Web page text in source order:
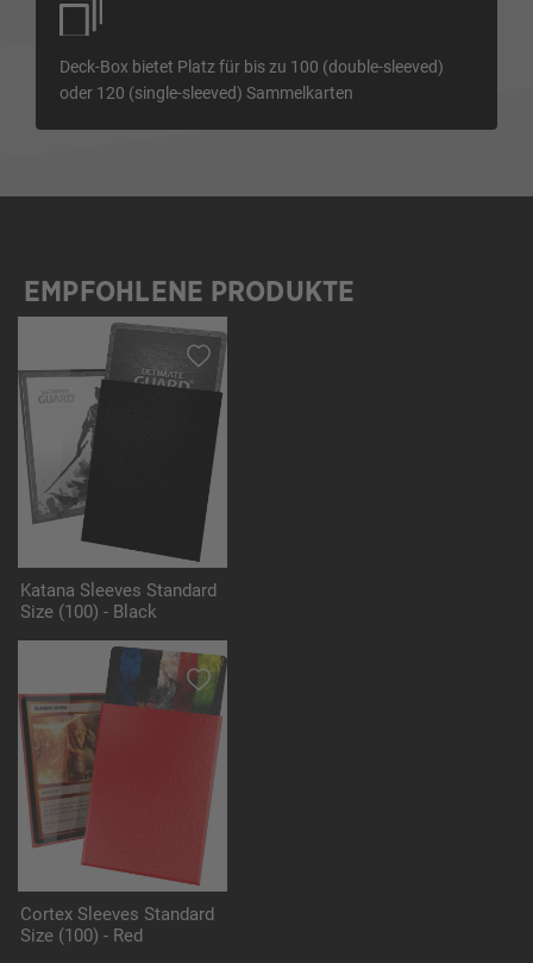
Deck-Box bietet Platz für bis zu 100 (double-sleeved)
oder 120 (single-sleeved) Sammelkarten
Produktgalerie überspringen
EMPFOHLENE PRODUKTE
Katana Sleeves Standard
Size (100) - Black
Cortex Sleeves Standard
Size (100) - Red